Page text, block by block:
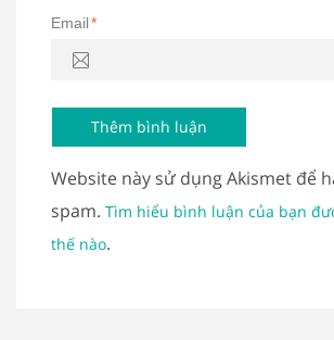
Email*
Website này sử dụng Akismet để
spam. Tìm hiểu bình luận của bạn
thế nào.